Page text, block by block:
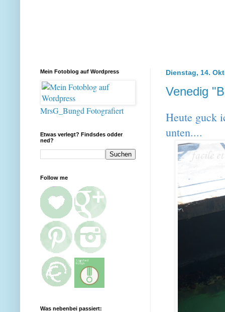
Dienstag, 14.
Venedig
Heute guck
unten....
Mein Fotoblog auf Wordpress
MrsG_Bungd Fotografiert
Etwas verlegt? Findsdes odder
ned?
Follow me
Was nebenbei passiert: